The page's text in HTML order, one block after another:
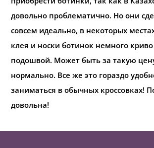
довольно проблематично. Но они
совсем идеально, в некоторых
клея и носки ботинок немного
подошвой. Может быть за такую
нормально. Все же это гораздо
заниматься в обычных кроссовках!
довольна!